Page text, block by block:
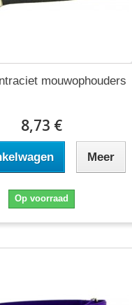
mouwophouders
8,73 €
Meer
Op voorraad